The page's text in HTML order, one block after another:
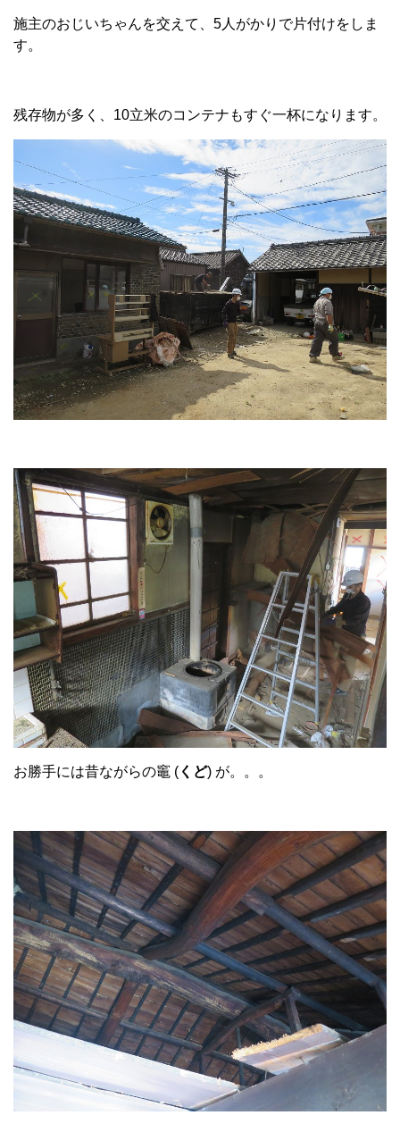
施主のおじいちゃんを交えて、5人がかりで片付けをしま
す。
残存物が多く、10立米のコンテナもすぐ一杯になります。
お勝手には昔ながらの竈 ( くど) が。。。